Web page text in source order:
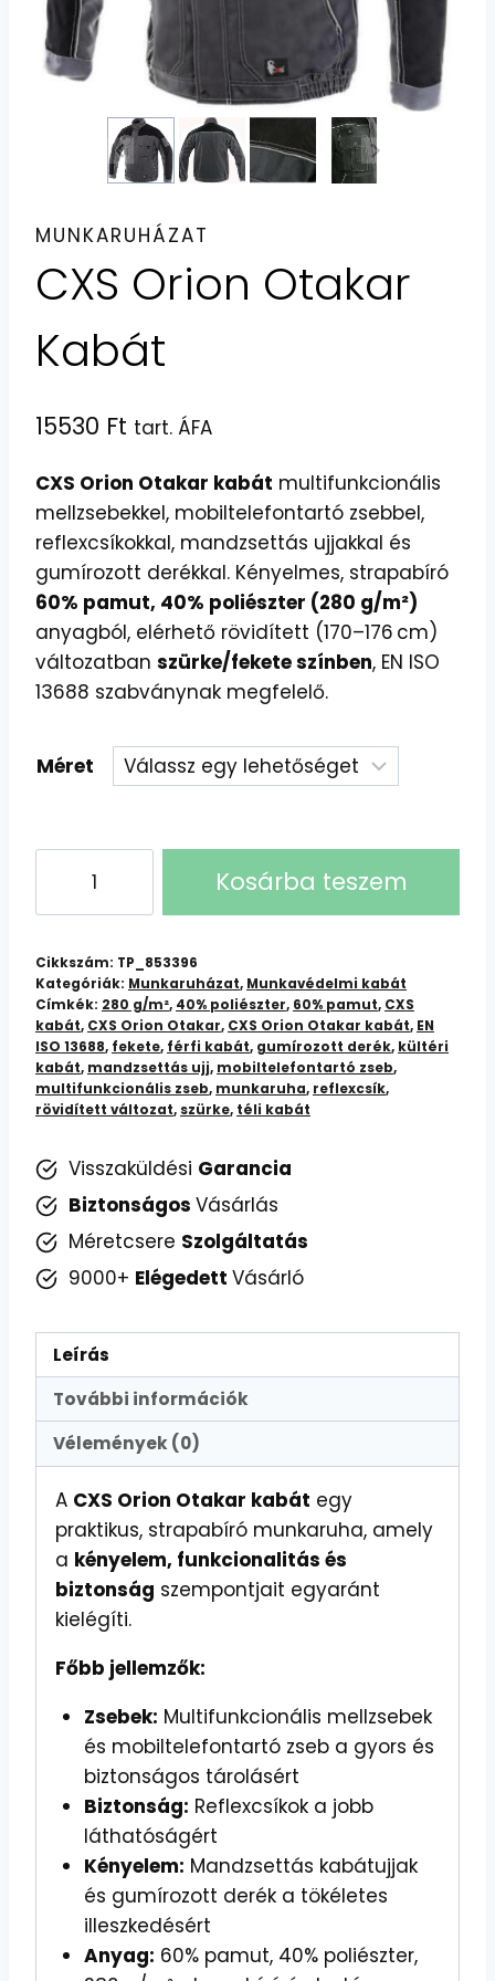
MUNKARUHÁZAT
CXS Orion Otakar
Kabát
15530 Ft tart. ÁFA
CXS Orion Otakar kabát multifunkcionális
mellzsebekkel, mobiltelefontartó zsebbel,
reflexcsíkokkal, mandzsettás ujjakkal és
gumírozott derékkal. Kényelmes, strapabíró
60% pamut, 40% poliészter (280 g/m²)
anyagból, elérhető rövidített (170–176 cm)
változatban szürke/fekete színben, EN ISO
13688 szabványnak megfelelő.
Méret
Otakar
Kabát
mennyiség
Kosárba teszem
Cikkszám: TP_853396
Kategóriák: Munkaruházat, Munkavédelmi kabát
Címkék: 280 g/m², 40% poliészter, 60% pamut, CXS
kabát, CXS Orion Otakar, CXS Orion Otakar kabát, EN
ISO 13688, fekete, férfi kabát, gumírozott derék, kültéri
kabát, mandzsettás ujj, mobiltelefontartó zseb,
multifunkcionális zseb, munkaruha, reflexcsík,
rövidített változat, szürke, téli kabát
Visszaküldési Garancia
Biztonságos Vásárlás
Méretcsere Szolgáltatás
9000+ Elégedett Vásárló
Leírás
További információk
Vélemények (0)
A CXS Orion Otakar kabát egy
praktikus, strapabíró munkaruha, amely
a kényelem, funkcionalitás és
biztonság szempontjait egyaránt
kielégíti.
Főbb jellemzők:
Zsebek: Multifunkcionális mellzsebek
és mobiltelefontartó zseb a gyors és
biztonságos tárolásért
Biztonság: Reflexcsíkok a jobb
láthatóságért
Kényelem: Mandzsettás kabátujjak
és gumírozott derék a tökéletes
illeszkedésért
Anyag: 60% pamut, 40% poliészter,